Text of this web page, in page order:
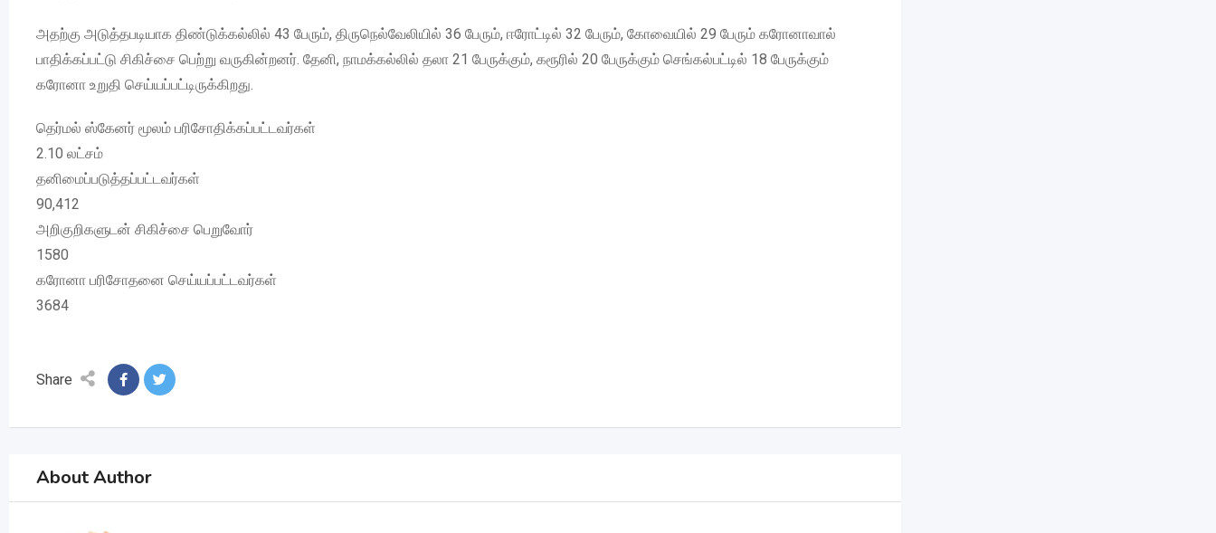
அதற்கு அடுத்தபடியாக திண்டுக்கல்லில் 43 பேரும், திருநெல்வேலியில் 36 பேரும், ஈரோட்டில் 32 பேரும், கோவையில் 29 பேரும் கரோனாவால்
பாதிக்கப்பட்டு சிகிச்சை பெற்று வருகின்றனர். தேனி, நாமக்கல்லில் தலா 21 பேருக்கும், கரூரில் 20 பேருக்கும் செங்கல்பட்டில் 18 பேருக்கும்
கரோனா உறுதி செய்யப்பட்டிருக்கிறது.
தெர்மல் ஸ்கேனர் மூலம் பரிசோதிக்கப்பட்டவர்கள்
2.10 லட்சம்
தனிமைப்படுத்தப்பட்டவர்கள்
90,412
அறிகுறிகளுடன் சிகிச்சை பெறுவோர்
1580
கரோனா பரிசோதனை செய்யப்பட்டவர்கள்
3684
Share
About Author